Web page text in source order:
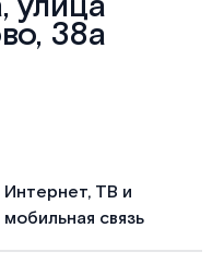
38а
Интернет, ТВ и
мобильная связь